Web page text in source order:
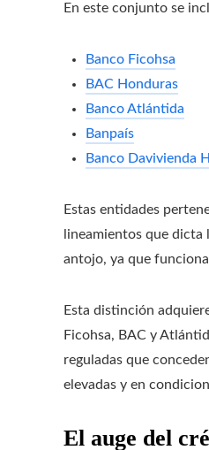
En este conjunto se
Banco Ficohsa
BAC Honduras
Banco Atlántida
Banpaís
Banco Davivienda
Estas entidades
lineamientos que dicta
antojo, ya que
Esta distinción
Ficohsa, BAC y
reguladas que
elevadas y en
El auge del